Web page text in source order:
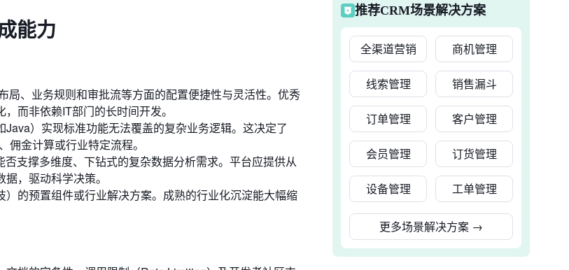
能力
局、业务规则和审批流等方面的配置便捷性与灵活性。优秀
而非依赖IT部门的长时间开发。
）实现标准功能无法覆盖的复杂业务逻辑。这决定了
金计算或行业特定流程。
支撑多维度、下钻式的复杂数据分析需求。平台应提供从
，驱动科学决策。
的预置组件或行业解决方案。成熟的行业化沉淀能大幅缩
推荐CRM场景解决方案
全渠道营销 商机管理
线索管理 销售漏斗
订单管理 客户管理
会员管理 订货管理
设备管理 工单管理
更多场景解决方案 →